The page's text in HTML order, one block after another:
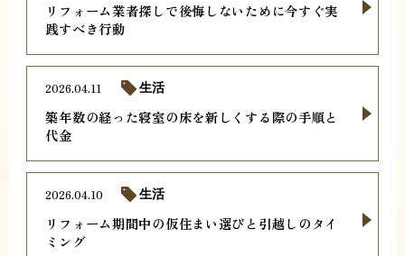
リフォーム業者探しで後悔しないために今すぐ実
践すべき行動
築年数の経った寝室の床を新しくする際の手順と
代金
2026.04.11 生活
リフォーム期間中の仮住まい選びと引越しのタイ
ミング
2026.04.10 生活